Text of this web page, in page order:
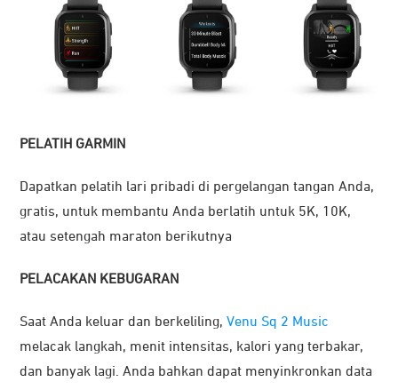
PELATIH GARMIN
Dapatkan pelatih lari pribadi di pergelangan tangan Anda,
gratis, untuk membantu Anda berlatih untuk 5K, 10K,
atau setengah maraton berikutnya
PELACAKAN KEBUGARAN
Saat Anda keluar dan berkeliling, Venu Sq 2 Music
melacak langkah, menit intensitas, kalori yang terbakar,
dan banyak lagi. Anda bahkan dapat menyinkronkan data